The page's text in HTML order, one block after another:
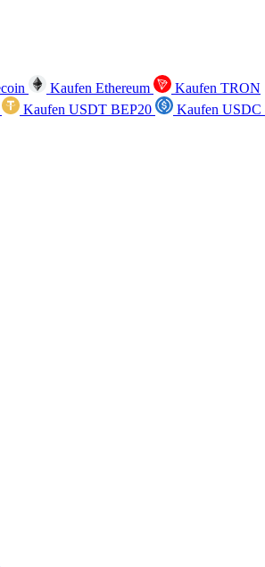
Kaufen Ethereum
Kaufen TRON
Kaufen USDT BEP20 Kaufen USDC